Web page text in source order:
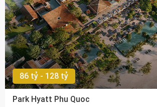
86 tỷ - 128 tỷ
Park Hyatt Phu Quoc